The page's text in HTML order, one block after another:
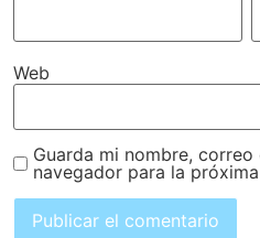
Web
Guarda mi nombre,
navegador para la